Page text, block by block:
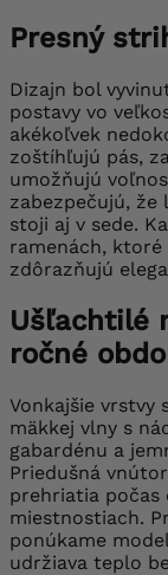
Presný
Dizajn bol
postavy vo
akékoľvek
zoštíhľujú pás,
umožňujú
zabezpečujú, že
stoji aj v sede.
ramenách,
zdôrazňujú
Ušľachtilé
ročné
Vonkajšie vrstvy
mäkkej vlny s
gabardénu a
Priedušná
prehriatia počas
miestnostiach.
ponúkame
udržiava teplo